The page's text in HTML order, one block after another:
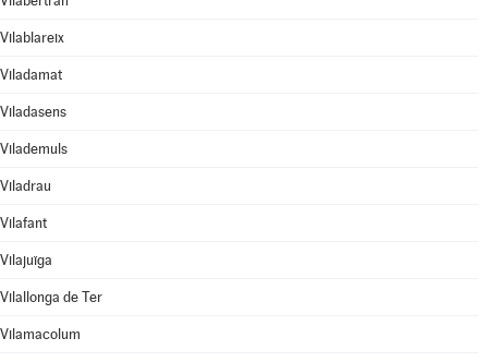
Vilablareix
Viladamat
Viladasens
Vilademuls
Viladrau
Vilafant
Vilajuïga
Vilallonga de Ter
Vilamacolum